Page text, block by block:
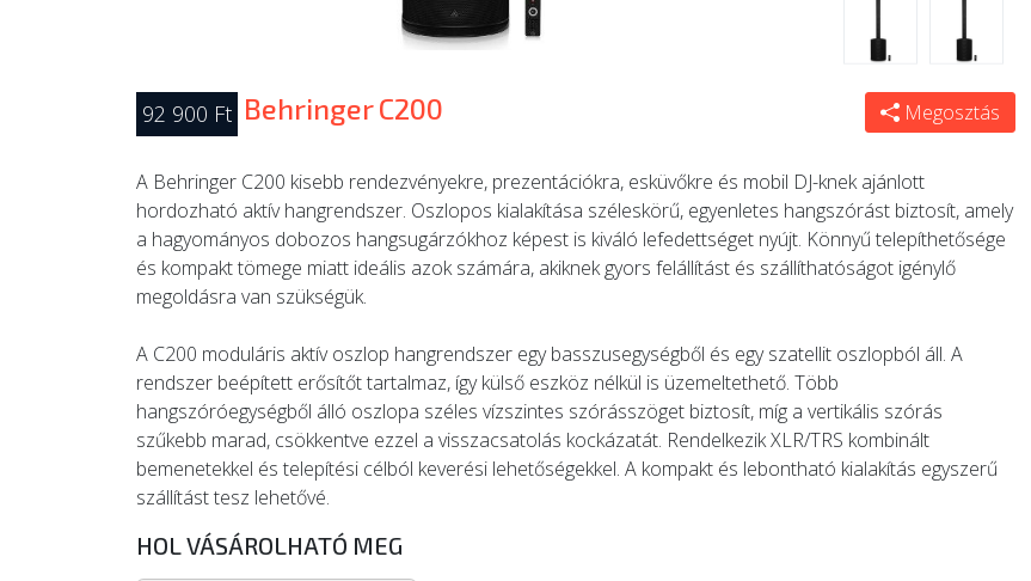
92 900 Ft Behringer C200 Megosztás
A Behringer C200 kisebb rendezvényekre, prezentációkra, esküvőkre és mobil DJ-knek ajánlott
hordozható aktív hangrendszer. Oszlopos kialakítása széleskörű, egyenletes hangszórást biztosít, amely
a hagyományos dobozos hangsugárzókhoz képest is kiváló lefedettséget nyújt. Könnyű telepíthetősége
és kompakt tömege miatt ideális azok számára, akiknek gyors felállítást és szállíthatóságot igénylő
megoldásra van szükségük.
A C200 moduláris aktív oszlop hangrendszer egy basszusegységből és egy szatellit oszlopból áll. A
rendszer beépített erősítőt tartalmaz, így külső eszköz nélkül is üzemeltethető. Több
hangszóróegységből álló oszlopa széles vízszintes szórásszöget biztosít, míg a vertikális szórás
szűkebb marad, csökkentve ezzel a visszacsatolás kockázatát. Rendelkezik XLR/TRS kombinált
bemenetekkel és telepítési célból keverési lehetőségekkel. A kompakt és lebontható kialakítás egyszerű
szállítást tesz lehetővé.
HOL VÁSÁROLHATÓ MEG